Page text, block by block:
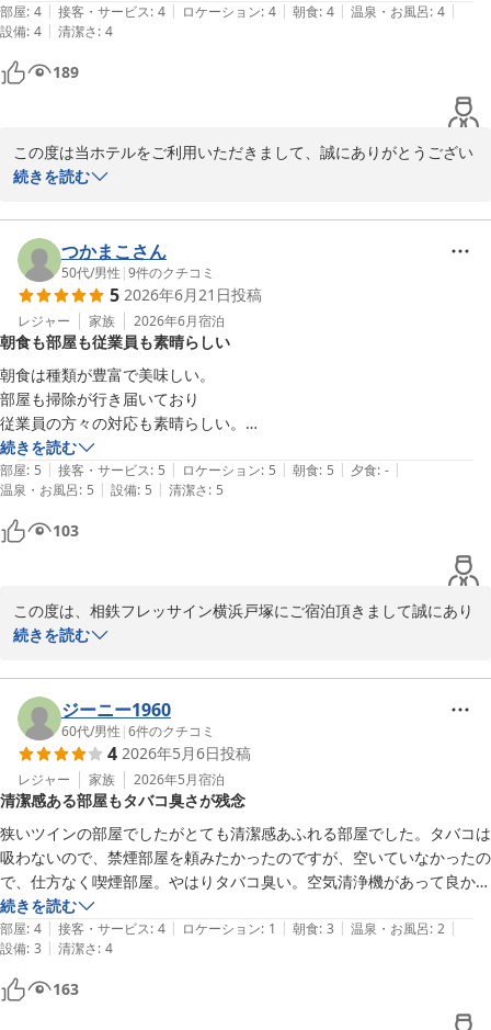
実していて大好きなホテルです。
部屋: 4 | 接客・サービス: 4 | ロケーション: 4 | 朝食: 4 | 温泉・お風呂: 4 |
設備: 4 | 清潔さ: 4
189
この度は当ホテルをご利用いただきまして、誠にありがとうござい
ます。
お客様にスタッフの対応やアメニティについてお褒めいただきまし
て、大変嬉しく思います。
ご朝食については、楽しみにされていたしらすが無くなってしま
い、申し訳ございません。
今後もお客様に喜んでいただけるサービスが出来るよう、精進して
参ります。
また機会がございましたら是非、当館へお立ち寄りくださいませ。
お客様にまた会える日をお待ち申し上げております。
この度はお忙しい中、口コミにご返信いただきまして誠にありがと
うございました。
相鉄フレッサイン横浜戸塚　フロント
2026-05-30
続きを読む
つかまこさん
50代/男性 |9件のクチコミ
5 2026年6月21日投稿
レジャー 家族 2026年6月宿泊
朝食も部屋も従業員も素晴らしい
朝食は種類が豊富で美味しい。
部屋も掃除が行き届いており
従業員の方々の対応も素晴らしい。
いつも横浜への旅は新横浜や関内辺りで
宿泊していましたが、ちょっと離れても
こちらに宿泊したいと思いました。
続きを読む
部屋: 5 | 接客・サービス: 5 | ロケーション: 5 | 朝食: 5 | 夕食: - |
温泉・お風呂: 5 | 設備: 5 | 清潔さ: 5
103
この度は、相鉄フレッサイン横浜戸塚にご宿泊頂きまして誠にあり
がとうございます。
お客様からいただきました沢山のお褒めの言葉を大切にしながら、
お客様に喜んでいただけるサービスを今後も提供してゆきたいと思
っております。
ご宿泊の機会がございました折には、是非とも当館のご利用をお待
ち申し上げております。
貴重なご意見を頂きましたことに深く感謝を申し上げます。
続きを読む
ジーニー1960
60代/男性 |6件のクチコミ
4 2026年5月6日投稿
レジャー 家族 2026年5月宿泊
清潔感ある部屋もタバコ臭さが残念
狭いツインの部屋でしたがとても清潔感あふれる部屋でした。タバコは
吸わないので、禁煙部屋を頼みたかったのですが、空いていなかったの
で、仕方なく喫煙部屋。やはりタバコ臭い。空気清浄機があって良かっ
たです。
続きを読む
部屋: 4 | 接客・サービス: 4 | ロケーション: 1 | 朝食: 3 | 温泉・お風呂: 2 |
設備: 3 | 清潔さ: 4
163